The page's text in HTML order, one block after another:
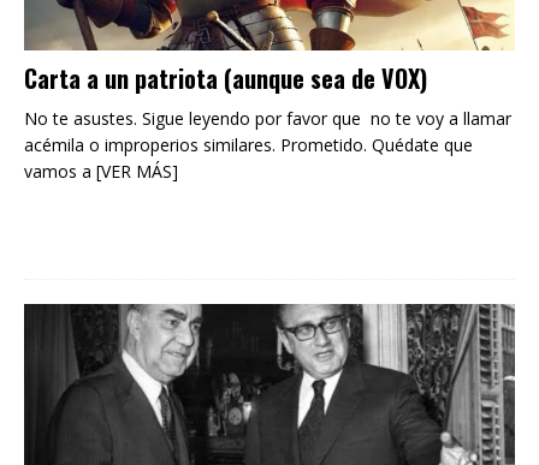
Carta a un patriota (aunque sea de VOX)
No te asustes. Sigue leyendo por favor que no te voy a llamar
acémila o improperios similares. Prometido. Quédate que
vamos a [VER MÁS]